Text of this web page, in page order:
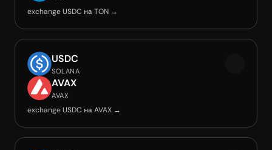
exchange USDC на TON →
USDC
SOLANA
AVAX
AVAX
exchange USDC на AVAX →